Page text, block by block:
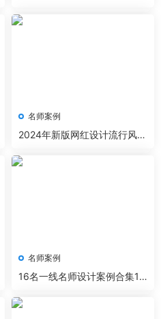
名师案例
2024年新版网红设计流行风格
名师案例
16名一线名师设计案例合集10